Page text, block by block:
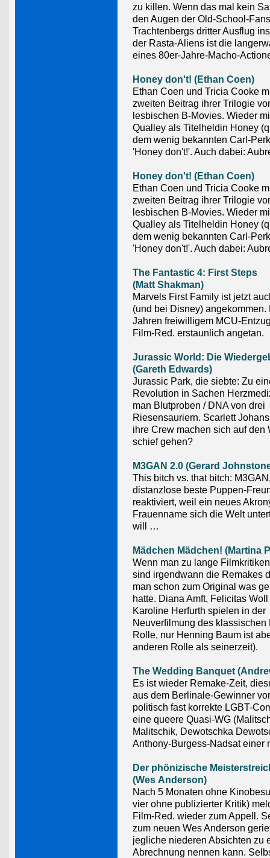
zu killen. Wenn das mal kein
den Augen der Old-School-
Trachtenbergs dritter Ausflug
der Rasta-Aliens ist die
eines 80er-Jahre-Macho-
Honey don't! (Ethan Coen)
Ethan Coen und Tricia Cooke
zweiten Beitrag ihrer Trilogie
lesbischen B-Movies. Wieder
Qualley als Titelheldin Honey
dem wenig bekannten Carl-
'Honey don't!'. Auch dabei:
Honey don't! (Ethan Coen)
Ethan Coen und Tricia Cooke
zweiten Beitrag ihrer Trilogie
lesbischen B-Movies. Wieder
Qualley als Titelheldin Honey
dem wenig bekannten Carl-
'Honey don't!'. Auch dabei:
The Fantastic 4: First Steps
(Matt Shakman)
Marvels First Family ist jetzt
(und bei Disney) angekommen.
Jahren freiwilligem MCU-
Film-Red. erstaunlich angetan.
Jurassic World: Die
(Gareth Edwards)
Jurassic Park, die siebte: Zu
Revolution in Sachen
man Blutproben / DNA von drei
Riesensauriern. Scarlett
ihre Crew machen sich auf den
schief gehen?
M3GAN 2.0 (Gerard
This bitch vs. that bitch:
distanzlose beste Puppen-
reaktiviert, weil ein neues
Frauenname sich die Welt
will …
Mädchen Mädchen! (Martina
Wenn man zu lange
sind irgendwann die Remakes
man schon zum Original was
hatte. Diana Amft, Felicitas
Karoline Herfurth spielen in der
Neuverfilmung des
Rolle, nur Henning Baum ist
anderen Rolle als seinerzeit).
The Wedding Banquet
Es ist wieder Remake-Zeit,
aus dem Berlinale-Gewinner
politisch fast korrekte LGBT-
eine queere Quasi-WG
Malitschik, Dewotschka
Anthony-Burgess-Nadsat einer
Der phönizische
(Wes Anderson)
Nach 5 Monaten ohne
vier ohne publizierter Kritik)
Film-Red. wieder zum Appell.
zum neuen Wes Anderson
jegliche niederen Absichten zu
Abrechnung nennen kann.